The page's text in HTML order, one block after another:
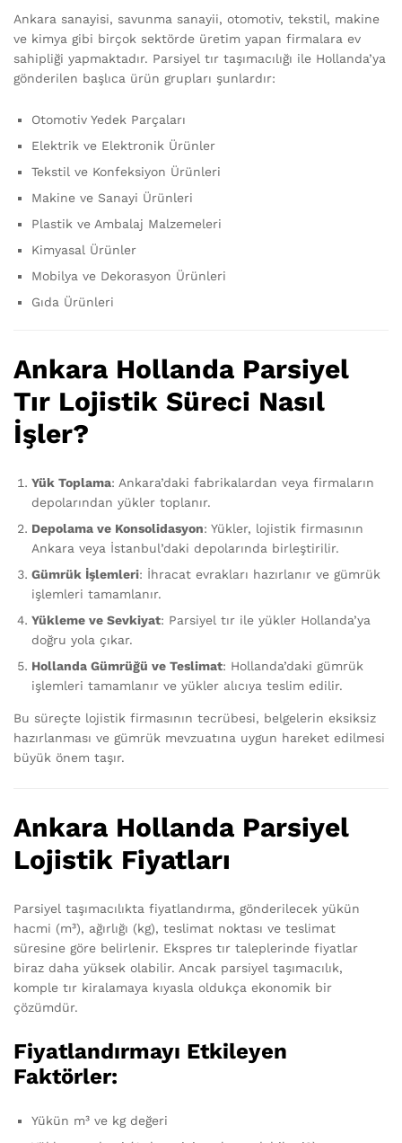
Ankara sanayisi, savunma sanayii, otomotiv, tekstil, makine
ve kimya gibi birçok sektörde üretim yapan firmalara ev
sahipliği yapmaktadır. Parsiyel tır taşımacılığı ile Hollanda’ya
gönderilen başlıca ürün grupları şunlardır:
Otomotiv Yedek Parçaları
Elektrik ve Elektronik Ürünler
Tekstil ve Konfeksiyon Ürünleri
Makine ve Sanayi Ürünleri
Plastik ve Ambalaj Malzemeleri
Kimyasal Ürünler
Mobilya ve Dekorasyon Ürünleri
Gıda Ürünleri
Ankara Hollanda Parsiyel
Tır Lojistik Süreci Nasıl
İşler?
Yük Toplama: Ankara’daki fabrikalardan veya firmaların
depolarından yükler toplanır.
Depolama ve Konsolidasyon: Yükler, lojistik firmasının
Ankara veya İstanbul’daki depolarında birleştirilir.
Gümrük İşlemleri: İhracat evrakları hazırlanır ve gümrük
işlemleri tamamlanır.
Yükleme ve Sevkiyat: Parsiyel tır ile yükler Hollanda’ya
doğru yola çıkar.
Hollanda Gümrüğü ve Teslimat: Hollanda’daki gümrük
işlemleri tamamlanır ve yükler alıcıya teslim edilir.
Bu süreçte lojistik firmasının tecrübesi, belgelerin eksiksiz
hazırlanması ve gümrük mevzuatına uygun hareket edilmesi
büyük önem taşır.
Ankara Hollanda Parsiyel
Lojistik Fiyatları
Parsiyel taşımacılıkta fiyatlandırma, gönderilecek yükün
hacmi (m³), ağırlığı (kg), teslimat noktası ve teslimat
süresine göre belirlenir. Ekspres tır taleplerinde fiyatlar
biraz daha yüksek olabilir. Ancak parsiyel taşımacılık,
komple tır kiralamaya kıyasla oldukça ekonomik bir
çözümdür.
Fiyatlandırmayı Etkileyen
Faktörler:
Yükün m³ ve kg değeri